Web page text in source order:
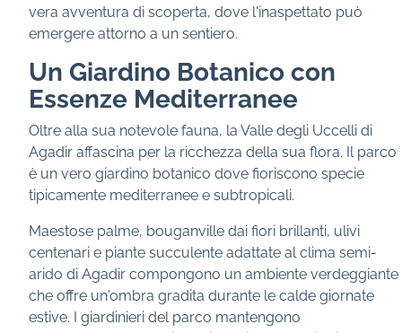
vera avventura di scoperta, dove l'inaspettato può
emergere attorno a un sentiero.
Un Giardino Botanico con
Essenze Mediterranee
Oltre alla sua notevole fauna, la Valle degli Uccelli di
Agadir affascina per la ricchezza della sua flora. Il parco
è un vero giardino botanico dove fioriscono specie
tipicamente mediterranee e subtropicali.
Maestose palme, bouganville dai fiori brillanti, ulivi
centenari e piante succulente adattate al clima semi-
arido di Agadir compongono un ambiente verdeggiante
che offre un'ombra gradita durante le calde giornate
estive. I giardinieri del parco mantengono